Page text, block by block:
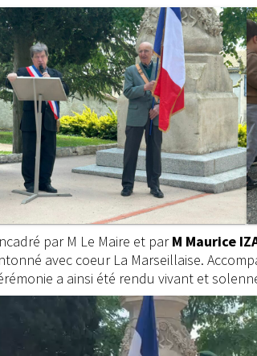
par M Le Maire et parM Maurice
avec coeur La Marseillaise.
a ainsi été rendu vivant et